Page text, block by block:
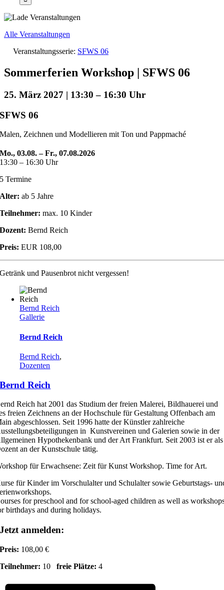
Alle Veranstaltungen
Veranstaltungsserie: SFWS 06
Sommerferien Workshop | SFWS 06
25. März 2027 | 13:30 – 16:30
SFWS 06
Malen, Zeichnen und Modellieren mit Ton und Pappmaché
Mo., 03.08. – Fr., 07.08.2026
13:30 – 16:30 Uhr
5 Termine
Alter: ab 5 Jahre
Teilnehmer: max. 10 Kinder
Dozent: Bernd Reich
Preis: EUR 108,00
Getränk und Pausenbrot nicht vergessen!
Bernd Reich
Gallerie
Bernd Reich
Bernd Reich,
Dozenten
Bernd Reich
Reich hat 2001 das Studium der freien Malerei, Bildhauerei und
freien Zeichnens an der Hochschule für Gestaltung Offenbach am
abgeschlossen. Seit 1996 hatte der Künstler zahlreiche
in Kunstvereinen und Galerien sowie in der
Hypothekenbank und der Art Frankfurt. Seit 2003 ist er als
an der Kunstschule tätig.
für Erwachsene: Zeit für Kunst Workshop. Time for Art.
für Kinder im Vorschulalter und Schulalter sowie Geburtstags-
for preschool and for school-aged children as well as
birthdays and during holidays.
Jetzt anmelden:
Preis: 108,00 €
Teilnehmer: 10freie Plätze: 4